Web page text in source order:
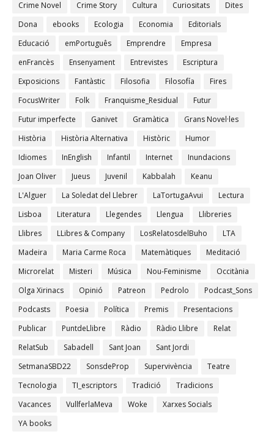
Crime Novel Crime Story Cultura Curiositats
Dites
Dona
ebooks Ecologia Economia
Editorials
Educació
emPortuguês Emprendre
Empresa
enFrancès
Ensenyament Entrevistes
Escriptura
Exposicions
Fantàstic Filosofia Filosofía
Fires
FocusWriter
Folk Franquisme_Residual
Futur
Futur imperfecte
Ganivet Gramàtica
Grans Novel·les
Història
Història Alternativa Històric
Humor
Idiomes
InEnglish Infantil Internet
Inundacions
Joan Oliver
Jueus Juvenil Kabbalah
Keanu
L'Alguer
La Soledat del Llebrer LaTortugaAvui
Lectura
Lisboa
Literatura Llegendes Llengua
Llibreries
Llibres
LLibres & Company LosRelatosdelBuho
LTA
Madeira
Maria Carme Roca Matemàtiques
Meditació
Microrelat
Misteri Música Nou-Feminisme
Occitània
Olga Xirinacs
Opinió Patreon Pedrolo
Podcast_Sons
Podcasts
Poesia Política Premis
Presentacions
Publicar
PuntdeLlibre Ràdio Ràdio Llibre
Relat
RelatSub
Sabadell Sant Joan
Sant Jordi
SetmanaSBD22
SonsdeProp Supervivència
Teatre
Tecnologia
TI_escriptors Tradició
Tradicions
Vacances
VullferlaMeva Woke
Xarxes Socials
YA books